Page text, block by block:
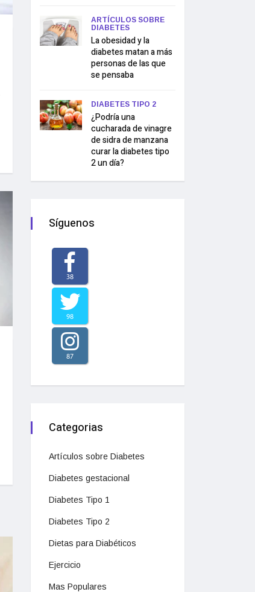
ARTÍCULOS SOBRE
DIABETES
La obesidad y la
diabetes matan a más
personas de las que
se pensaba
DIABETES TIPO 2
¿Podría una
cucharada de vinagre
de sidra de manzana
curar la diabetes tipo
2 un día?
Síguenos
38
98
87
Categorias
Artículos sobre Diabetes
Diabetes gestacional
Diabetes Tipo 1
Diabetes Tipo 2
Dietas para Diabéticos
Ejercicio
Mas Populares